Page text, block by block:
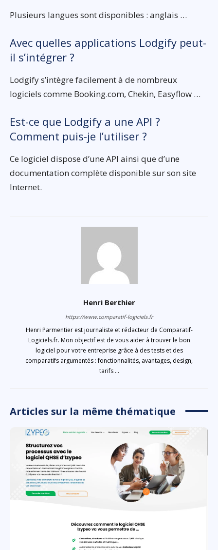
Plusieurs langues sont disponibles : anglais …
Avec quelles applications Lodgify peut-
il s’intégrer ?
Lodgify s’intègre facilement à de nombreux
logiciels comme Booking.com, Chekin, Easyflow …
Est-ce que Lodgify a une API ?
Comment puis-je l’utiliser ?
Ce logiciel dispose d’une API ainsi que d’une
documentation complète disponible sur son site
Internet.
Henri Berthier
https://www.comparatif-logiciels.fr
Henri Parmentier est journaliste et rédacteur de Comparatif-
Logiciels.fr. Mon objectif est de vous aider à trouver le bon
logiciel pour votre entreprise grâce à des tests et des
comparatifs argumentés : fonctionnalités, avantages, design,
tarifs ...
Articles sur la même thématique